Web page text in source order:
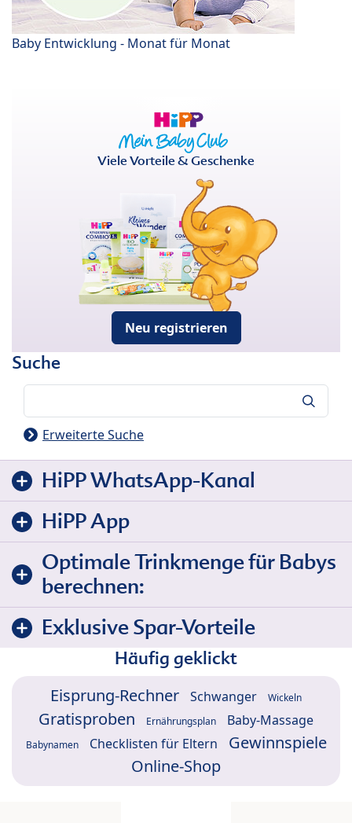
Baby Entwicklung - Monat für Monat
Viele Vorteile & Geschenke
Neu registrieren
Suche
Erweiterte Suche
HiPP WhatsApp-Kanal
HiPP App
Optimale Trinkmenge für Babys
berechnen:
Exklusive Spar-Vorteile
Häufig geklickt
Eisprung-Rechner Schwanger Wickeln
Gratisproben Ernährungsplan Baby-Massage
Babynamen Checklisten für Eltern
Gewinnspiele
Online-Shop